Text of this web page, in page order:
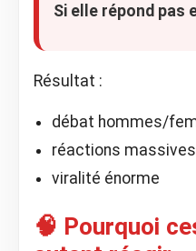
Si elle répond pas
Résultat :
débat hommes/
réactions massives
viralité énorme
🧠 Pourquoi